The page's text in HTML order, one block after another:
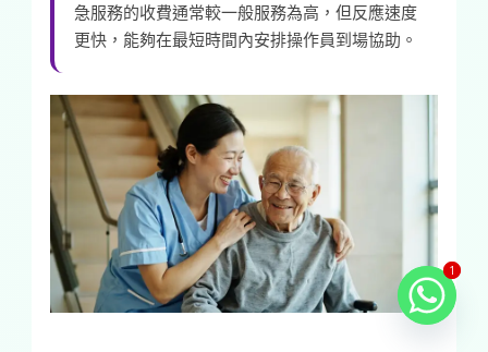
急服務的收費通常較一般服務為高，但反應速度
更快，能夠在最短時間內安排操作員到場協助。
11